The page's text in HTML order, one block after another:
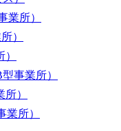
業所）
）
事業所）
所）
業所）